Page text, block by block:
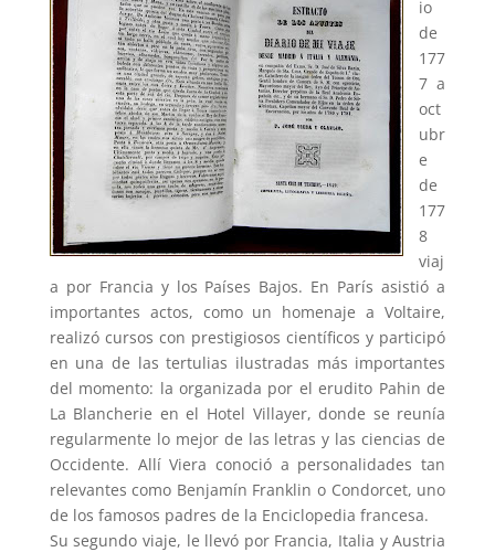
io
de
177
7 a
oct
ubr
e
de
177
8
viaj
a por Francia y los Países Bajos. En París asistió a
importantes actos, como un homenaje a Voltaire,
realizó cursos con prestigiosos científicos y participó
en una de las tertulias ilustradas más importantes
del momento: la organizada por el erudito Pahin de
La Blancherie en el Hotel Villayer, donde se reunía
regularmente lo mejor de las letras y las ciencias de
Occidente. Allí Viera conoció a personalidades tan
relevantes como Benjamín Franklin o Condorcet, uno
de los famosos padres de la Enciclopedia francesa.
Su segundo viaje, le llevó por Francia, Italia y Austria